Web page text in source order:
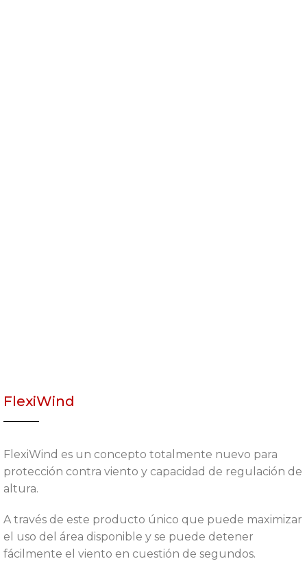
FlexiWind
FlexiWind es un concepto totalmente nuevo para
protección contra viento y capacidad de regulación de
altura.
A través de este producto único que puede maximizar
el uso del área disponible y se puede detener
fácilmente el viento en cuestión de segundos.